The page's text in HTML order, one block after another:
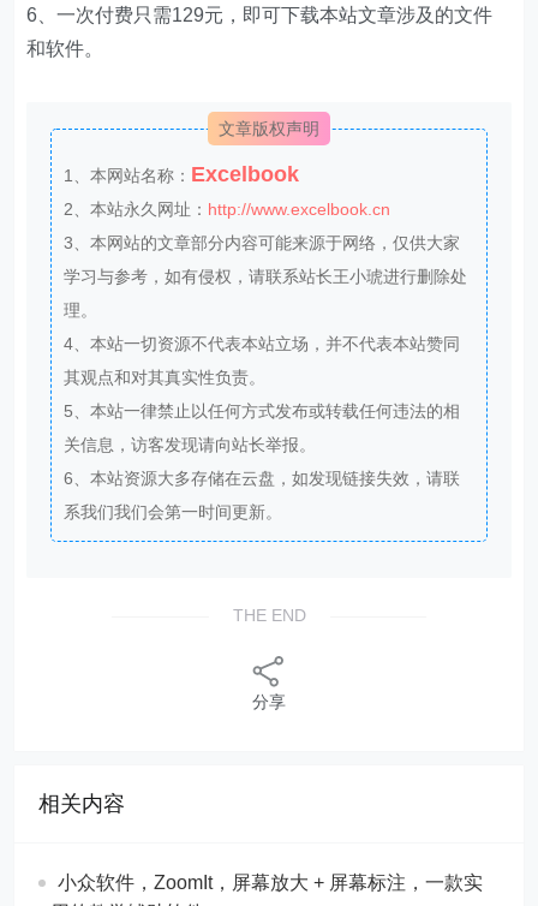
6、一次付费只需129元，即可下载本站文章涉及的文件
和软件。
文章版权声明
1、本网站名称： Excelbook
2、本站永久网址： http://www.excelbook.cn
3、本网站的文章部分内容可能来源于网络，仅供大家
学习与参考，如有侵权，请联系站长王小琥进行删除处
理。
4、本站一切资源不代表本站立场，并不代表本站赞同
其观点和对其真实性负责。
5、本站一律禁止以任何方式发布或转载任何违法的相
关信息，访客发现请向站长举报。
6、本站资源大多存储在云盘，如发现链接失效，请联
系我们我们会第一时间更新。
THE END
分享
相关内容
​​小众软件，ZoomIt，屏幕放大 + 屏幕标注，一款实